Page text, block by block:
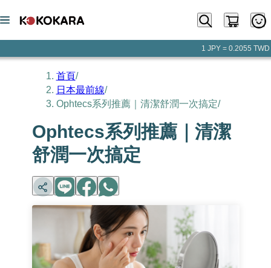
1 JPY = 0.2055 TWD
首頁/
日本最前線/
Ophtecs系列推薦｜清潔舒潤一次搞定/
Ophtecs系列推薦｜清潔
舒潤一次搞定